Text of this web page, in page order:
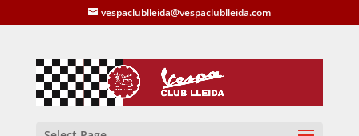
vespaclublleida@vespaclublleida.com